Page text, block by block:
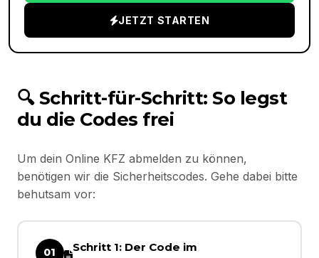
JETZT STARTEN
🔍 Schritt-für-Schritt: So legst
du die Codes frei
Um dein Online KFZ abmelden zu können,
benötigen wir die Sicherheitscodes. Gehe dabei bitte
behutsam vor:
01
Schritt 1: Der Code im